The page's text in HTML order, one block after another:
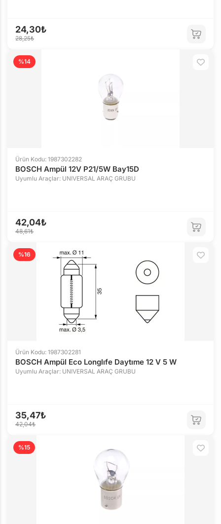
24,30₺
28,25₺
%14
Ürün Kodu: 1987302282
BOSCH Ampül 12V P21/5W Bay15D
Uyumlu Araçlar: UNIVERSAL ARAÇ GRUBU
42,04₺
48,61₺
%16
Ürün Kodu: 1987302281
BOSCH Ampül Eco Longlıfe Daytıme 12 V 5 W
Uyumlu Araçlar: UNIVERSAL ARAÇ GRUBU
35,47₺
42,04₺
%15